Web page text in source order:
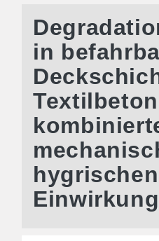
in
hygrischen